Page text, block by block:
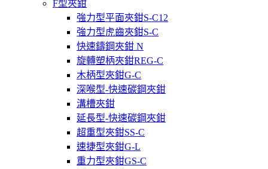
F型夾鉗
強力型平面夾鉗S-C12
強力型虎齒夾鉗S-C
快速鑄鋼夾鉗 N
旋轉塑柄夾鉗REG-C
木柄型夾鉗G-C
深喉型-快速碳鋼夾鉗
溝槽夾鉗
延長型-快速碳鋼夾鉗
超重型夾鉗SS-C
速捷型夾鉗G-L
重力型夾鉗GS-C